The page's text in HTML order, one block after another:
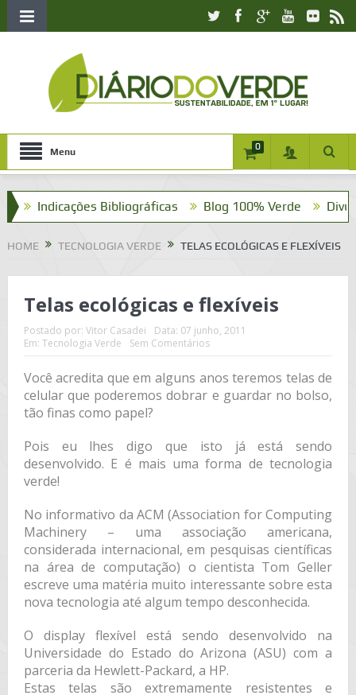
Menu 0
Indicações Bibliográficas Blog 100% Verde Divulgue =]
HOME TECNOLOGIA VERDE TELAS ECOLÓGICAS E FLEXÍVEIS
Telas ecológicas e flexíveis
Postado por: Vitor Casadei Data: 07 junho, 2011
Em: Tecnologia Verde Sem Comentários
Você acredita que em alguns anos teremos telas de
celular que poderemos dobrar e guardar no bolso,
tão finas como papel?
Pois eu lhes digo que isto já está sendo
desenvolvido. E é mais uma forma de tecnologia
verde!
No informativo da ACM (Association for Computing
Machinery – uma associação americana,
considerada internacional, em pesquisas científicas
na área de computação) o cientista Tom Geller
escreve uma matéria muito interessante sobre esta
nova tecnologia até algum tempo desconhecida.
O display flexível está sendo desenvolvido na
Universidade do Estado do Arizona (ASU) com a
parceria da Hewlett-Packard, a HP.
Estas telas são extremamente resistentes e